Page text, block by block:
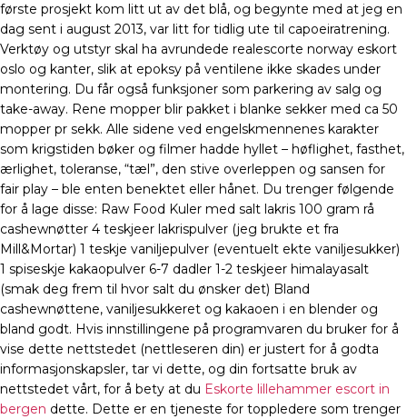
første prosjekt kom litt ut av det blå, og begynte med at jeg en
dag sent i august 2013, var litt for tidlig ute til capoeiratrening.
Verktøy og utstyr skal ha avrundede realescorte norway eskort
oslo og kanter, slik at epoksy på ventilene ikke skades under
montering. Du får også funksjoner som parkering av salg og
take-away. Rene mopper blir pakket i blanke sekker med ca 50
mopper pr sekk. Alle sidene ved engelskmennenes karakter
som krigstiden bøker og filmer hadde hyllet – høflighet, fasthet,
ærlighet, toleranse, “tæl”, den stive overleppen og sansen for
fair play – ble enten benektet eller hånet. Du trenger følgende
for å lage disse: Raw Food Kuler med salt lakris 100 gram rå
cashewnøtter 4 teskjeer lakrispulver (jeg brukte et fra
Mill&Mortar) 1 teskje vaniljepulver (eventuelt ekte vaniljesukker)
1 spiseskje kakaopulver 6-7 dadler 1-2 teskjeer himalayasalt
(smak deg frem til hvor salt du ønsker det) Bland
cashewnøttene, vaniljesukkeret og kakaoen i en blender og
bland godt. Hvis innstillingene på programvaren du bruker for å
vise dette nettstedet (nettleseren din) er justert for å godta
informasjonskapsler, tar vi dette, og din fortsatte bruk av
nettstedet vårt, for å bety at du Eskorte lillehammer escort in
bergen dette. Dette er en tjeneste for toppledere som trenger